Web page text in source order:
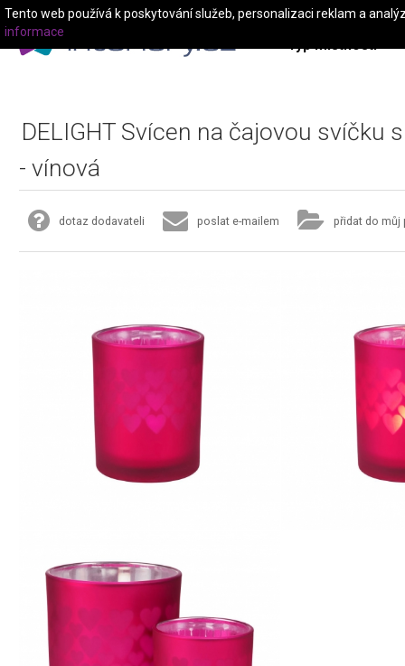
Typ místnosti
DELIGHT Svícen na čajovou svíčku
- vínová
dotaz dodavateli poslat e-mailem přidat do můj
Tento web používá k poskytování služeb, personalizaci reklam a
informace